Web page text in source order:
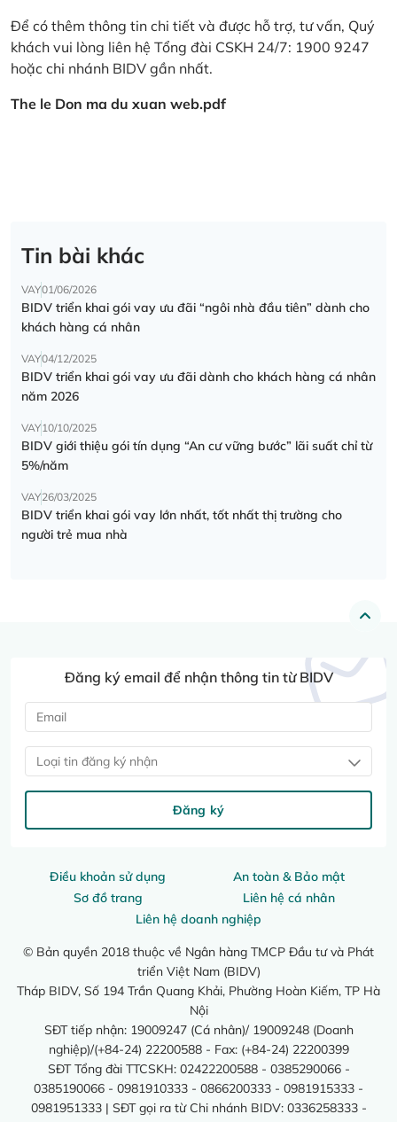
Để có thêm thông tin chi tiết và được hỗ trợ, tư vấn, Quý
khách vui lòng liên hệ Tổng đài CSKH 24/7: 1900 9247
hoặc chi nhánh BIDV gần nhất.
The le Don ma du xuan web.pdf
Tin bài khác
VAY01/06/2026
BIDV triển khai gói vay ưu đãi “ngôi nhà đầu tiên” dành cho
khách hàng cá nhân
VAY04/12/2025
BIDV triển khai gói vay ưu đãi dành cho khách hàng cá nhân
năm 2026
VAY10/10/2025
BIDV giới thiệu gói tín dụng “An cư vững bước” lãi suất chỉ từ
5%/năm
VAY26/03/2025
BIDV triển khai gói vay lớn nhất, tốt nhất thị trường cho
người trẻ mua nhà
Điều khoản sử dụng
An toàn & Bảo mật
Sơ đồ trang
Liên hệ cá nhân
Liên hệ doanh nghiệp
© Bản quyền 2018 thuộc về Ngân hàng TMCP Đầu tư và Phát
triển Việt Nam (BIDV)
Tháp BIDV, Số 194 Trần Quang Khải, Phường Hoàn Kiếm, TP Hà
Nội
SĐT tiếp nhận: 19009247 (Cá nhân)/ 19009248 (Doanh
nghiệp)/(+84-24) 22200588 - Fax: (+84-24) 22200399
SĐT Tổng đài TTCSKH: 02422200588 - 0385290066 -
0385190066 - 0981910333 - 0866200333 - 0981915333 -
0981951333 | SĐT gọi ra từ Chi nhánh BIDV: 0336258333 -
Đăng ký email để nhận thông tin từ BIDV
Loại tin đăng ký nhận
Đăng ký